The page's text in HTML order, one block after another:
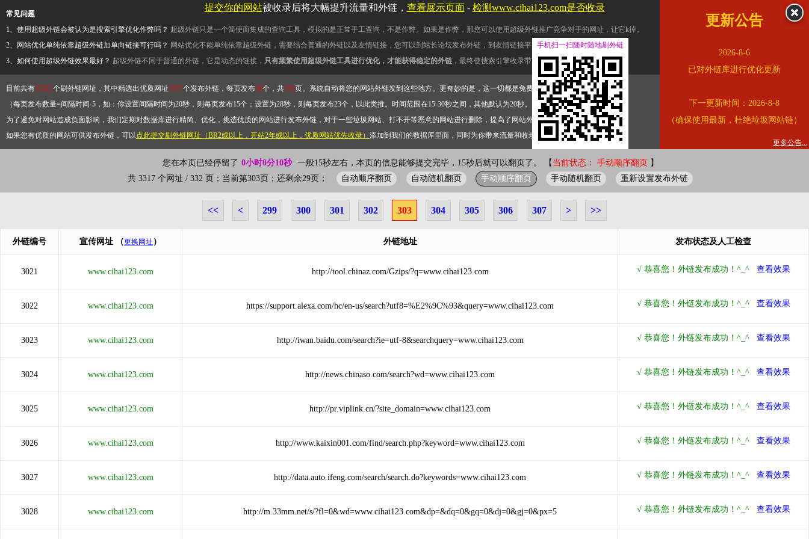
常见问题
1、使用超级外链会被认为是搜索引擎优化作弊吗？ 超级外链只是一个简便而集成的查询工具，模拟的是正常手工查询，不是作弊。如果是作弊，那您可以使用超级外链推广竞争对手的网址，让它k掉。
2、网站优化单纯依靠超级外链加单向链接可行吗？ 网站优化不能单纯依靠超级外链，需要结合普通的外链以及友情链接，您可以到站长论坛发布外链，到友情链接平台交换友情链接。
3、如何使用超级外链效果最好？ 超级外链不同于普通的外链，它是动态的链接， 只有频繁使用超级外链工具进行优化，才能获得稳定的外链 ，最终使搜索引擎收录带网址的查询页面。
目前共有13212个刷外链网址，其中精选出优质网址3317个发布外链，每页发布10个，共332页。系统自动将您的网站外链发到这些地方。更奇妙的是，这一切都是免费的。
（每页发布数量=间隔时间-5，如：你设置间隔时间为20秒，则每页发布15个；设置为28秒，则每页发布23个，以此类推。时间范围在15-30秒之间，其他默认为20秒。）
为了避免对网站造成负面影响，我们定期对数据库进行精简、优化，挑选优质的网站进行发布外链，对于一些垃圾网站、打不开等恶意的网站进行删除，提高了网站外链的质量。
如果您有优质的网站可供发布外链，可以点此提交刷外链网址（BR2或以上，开站2年或以上，优质网站优先收录） 添加到我们的数据库里面，同时为你带来流量和收录。 错误外链纠正
您在本页已经停留了 0小时0分10秒 一般15秒左右，本页的信息能够提交完毕，15秒后就可以翻页了。 【 当前状态： 手动顺序翻页 】
共 3317 个网址 / 332 页；当前第303页；还剩余29页；
自动顺序翻页 自动随机翻页 手动顺序翻页 手动随机翻页 重新设置发布外链
<< < 299 300 301 302 303 304 305 306 307 > >>
外链编号 宣传网址 （更换网址 ） 外链地址 发布状态及人工检查
3021 www.cihai123.com http://tool.chinaz.com/Gzips/?q=www.cihai123.com
3022 www.cihai123.com https://support.alexa.com/hc/en-us/search?utf8=%E2%9C%93&query=www.cihai123.com
3023 www.cihai123.com http://iwan.baidu.com/search?ie=utf-8&searchquery=www.cihai123.com
3024 www.cihai123.com http://news.chinaso.com/search?wd=www.cihai123.com
3025 www.cihai123.com http://pr.viplink.cn/?site_domain=www.cihai123.com
3026 www.cihai123.com http://www.kaixin001.com/find/search.php?keyword=www.cihai123.com
3027 www.cihai123.com http://data.auto.ifeng.com/search/search.do?keywords=www.cihai123.com
3028 www.cihai123.com http://m.33mm.net/s/?fl=0&wd=www.cihai123.com&dp=&dq=0&gq=0&dj=0&gj=0&px=5
提交你的网站被收录后将大幅提升流量和外链， 查看展示页面- 检测www.cihai123.com是否收录
更新公告
2026-8-6
已对外链库进行优化更新
下一更新时间：2026-8-8
（确保使用最新，杜绝垃圾网站链）
更多公告...
手机扫一扫随时随地刷外链